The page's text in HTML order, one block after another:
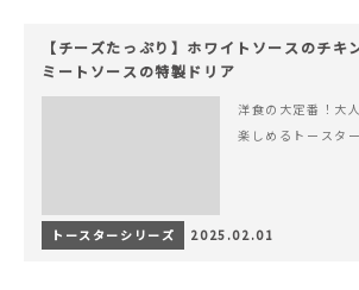
【チーズたっぷり】ホワイトソースのチキ
ミートソースの特製ドリア
洋食の大定番！大
楽しめるトースタ
トースターシリーズ 2025.02.01